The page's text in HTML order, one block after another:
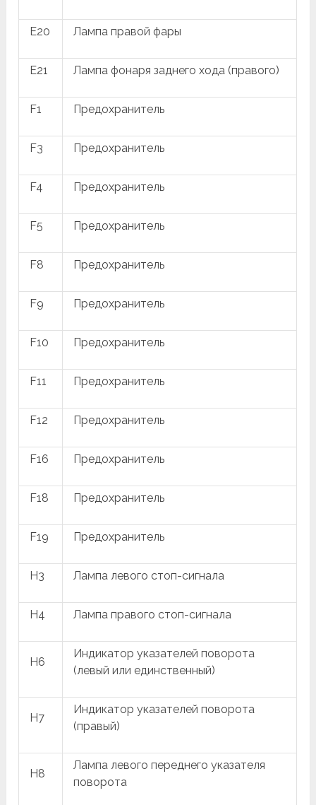
E20 Лампа правой фары
E21 Лампа фонаря заднего хода (правого)
F1 Предохранитель
F3 Предохранитель
F4 Предохранитель
F5 Предохранитель
F8 Предохранитель
F9 Предохранитель
F10 Предохранитель
F11 Предохранитель
F12 Предохранитель
F16 Предохранитель
F18 Предохранитель
F19 Предохранитель
H3 Лампа левого стоп-сигнала
H4 Лампа правого стоп-сигнала
H6
Индикатор указателей поворота
(левый или единственный)
H7
Индикатор указателей поворота
(правый)
H8
Лампа левого переднего указателя
поворота